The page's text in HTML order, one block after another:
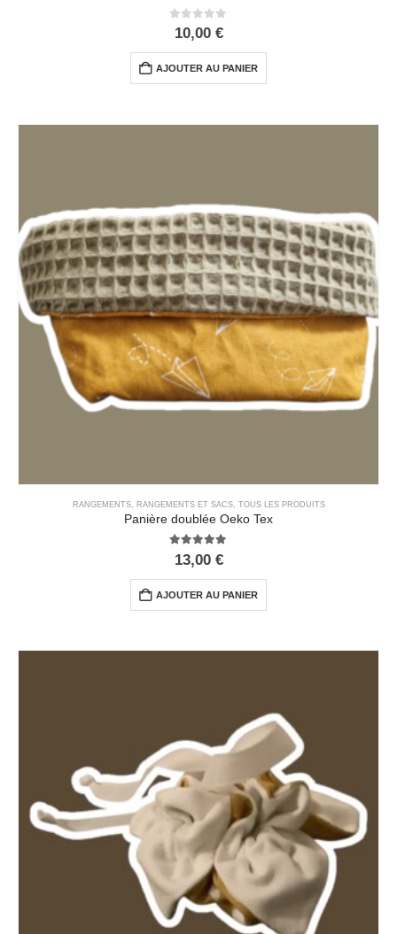
0out of 5
10,00 €
AJOUTER AU PANIER
RANGEMENTS, RANGEMENTS ET SACS, TOUS LES PRODUITS
Panière doublée Oeko Tex
5.00out of 5
13,00 €
AJOUTER AU PANIER